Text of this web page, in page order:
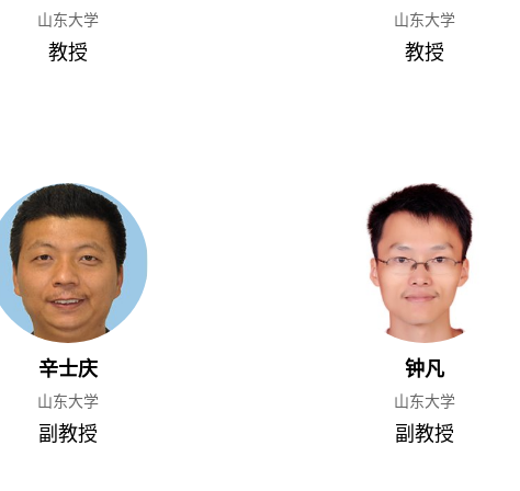
山东大学
教授
山东大学
教授
辛士庆
山东大学
副教授
钟凡
山东大学
副教授